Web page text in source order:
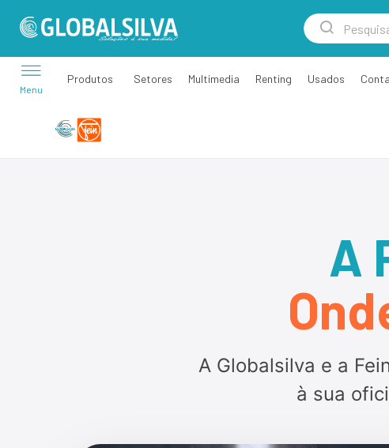
Menu
Produtos Setores Multimedia Renting Usados
A
A Globalsilva e a
à sua